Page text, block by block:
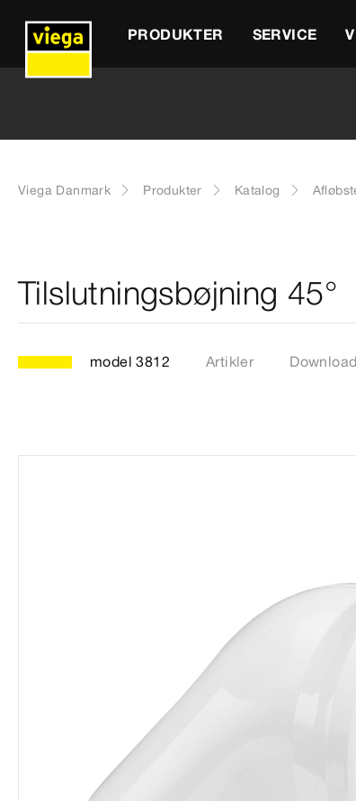
PRODUKTER SERVICE
Viega Danmark Produkter Katalog
Tilslutningsbøjning 45°
model 3812 Artikler